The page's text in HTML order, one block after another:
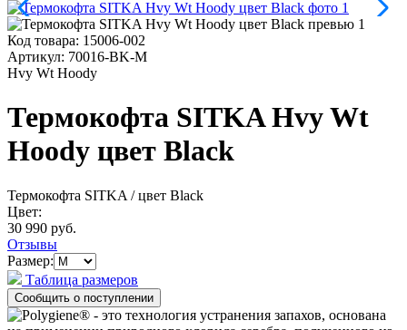
Код товара: 15006-002
Артикул: 70016-BK-M
Hvy Wt Hoody
Термокофта SITKA Hvy Wt
Hoody цвет Black
Термокофта SITKA / цвет Black
Цвет:
30 990 руб.
Отзывы
Размер:
Таблица размеров